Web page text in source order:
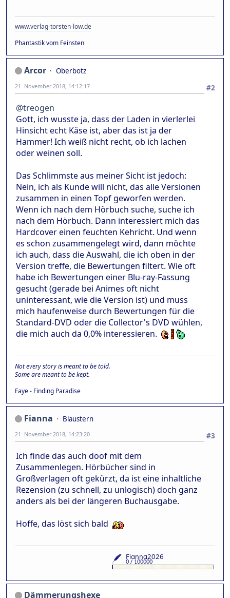
www.verlag-torsten-low.de
Phantastik vom Feinsten
Arcor
Oberbotz
#2
21. November 2018, 14:12:17
@treogen
Gott, ich wusste ja, dass der Laden in vierlerlei
Hinsicht echt Käse ist, aber das ist ja der
Hammer! Ich weiß nicht recht, ob ich lachen
oder weinen soll.
Das Schlimmste aus meiner Sicht ist jedoch:
Nein, ich als Kunde will nicht, das alle Versionen
zusammen in einen Topf geworfen werden.
Wenn ich nach dem Hörbuch suche, suche ich
nach dem Hörbuch. Dann interessiert mich das
Hardcover einen feuchten Kehricht. Und wenn
es schon zusammengelegt wird, dann möchte
ich auch, dass die Auswahl, die ich oben in der
Version treffe, die Bewertungen filtert. Wie oft
habe ich Bewertungen einer Blu-ray-Fassung
gesucht (gerade bei Animes oft nicht
uninteressant, wie die Version ist) und muss
mich haufenweise durch Bewertungen für die
Standard-DVD oder die Collector's DVD wühlen,
die mich auch da 0,0% interessieren.
Not every story is meant to be told.
Some are meant to be kept.
Faye - Finding Paradise
Fianna
Blaustern
#3
21. November 2018, 14:23:20
Ich finde das auch doof mit dem
Zusammenlegen. Hörbücher sind in
Großverlagen oft gekürzt, da ist eine inhaltliche
Rezension (zu schnell, zu unlogisch) doch ganz
anders als bei der längeren Buchausgabe.
Hoffe, das löst sich bald
Dämmerungshexe